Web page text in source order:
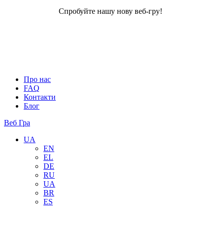
Спробуйте нашу нову веб-гру!
Про нас
FAQ
Контакти
Блог
Веб Гра
UA
EN
EL
DE
RU
UA
BR
ES